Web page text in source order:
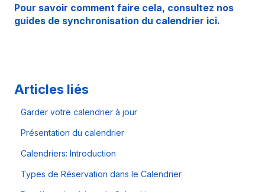
Pour savoir comment faire cela, consultez nos
guides de synchronisation du calendrier ici.
Articles liés
Garder votre calendrier à jour
Présentation du calendrier
Calendriers: Introduction
Types de Réservation dans le Calendrier